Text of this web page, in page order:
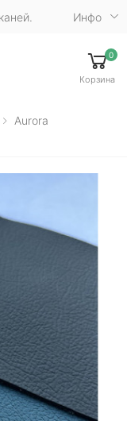
Инфо
0
Корзина
Aurora